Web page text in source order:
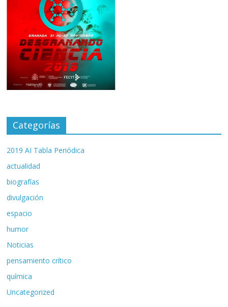
Categorías
2019 AI Tabla Periódica
actualidad
biografías
divulgación
espacio
humor
Noticias
pensamiento crítico
química
Uncategorized